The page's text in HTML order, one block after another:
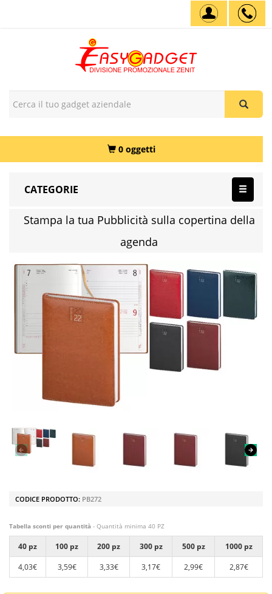
0 oggetti
CATEGORIE
Stampa la tua Pubblicità sulla copertina della
agenda
CODICE PRODOTTO: PB272
Tabella sconti per quantità - Quantità minima 40 PZ
40 pz 100 pz 200 pz 300 pz 500 pz
1000 pz
4,03€
3,59€ 3,33€ 3,17€ 2,99€ 2,87€